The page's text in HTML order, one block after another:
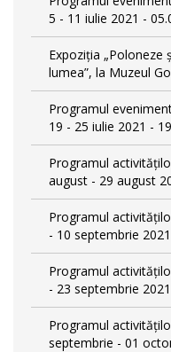
5 - 11 iulie 2021 -
Expoziția „Poloneze
lumea”, la Muzeul
Programul
19 - 25 iulie 2021 -
Programul
august - 29 august
Programul
- 10 septembrie 2021
Programul
- 23 septembrie 2021
Programul
septembrie - 01